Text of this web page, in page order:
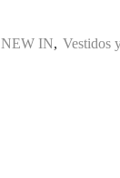
NEW IN, Vestidos